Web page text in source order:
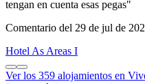
tengan en cuenta esas pegas"
Comentario del 29 de jul de
Hotel As Areas I
Ver los 359 alojamientos en